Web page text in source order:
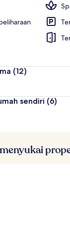
(12)
sendiri (6)